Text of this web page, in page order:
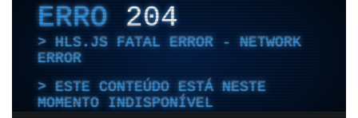
ERRO204
HLS.JS FATAL ERROR - NETWORK
ERROR
ESTE CONTEÚDO ESTÁ NESTE
MOMENTO INDISPONÍVEL